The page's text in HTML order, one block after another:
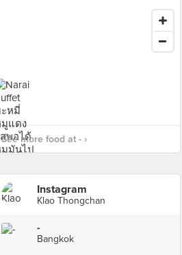
See more food at - ›
Instagram
Klao Thongchan
-
Bangkok